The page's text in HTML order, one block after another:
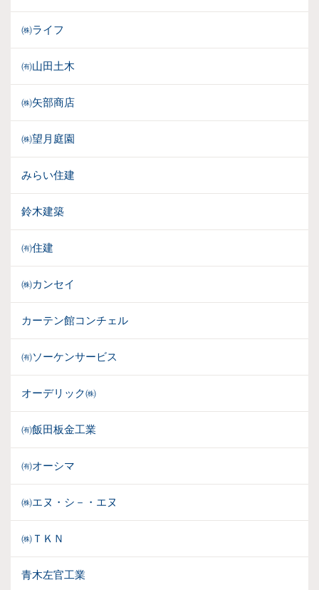
㈱ライフ
㈲山田土木
㈱矢部商店
㈱望月庭園
みらい住建
鈴木建築
㈲住建
㈱カンセイ
カーテン館コンチェル
㈲ソーケンサービス
オーデリック㈱
㈲飯田板金工業
㈲オーシマ
㈱エヌ・シ－・エヌ
㈱ＴＫＮ
青木左官工業